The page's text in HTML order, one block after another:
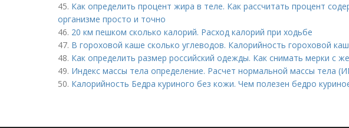
45. Как определить процент жира в теле. Как рассчитать процент
организме просто и точно
46. 20 км пешком сколько калорий. Расход калорий при ходьбе
47. В гороховой каше сколько углеводов. Калорийность гороховой
48. Как определить размер российский одежды. Как снимать мерки с
49. Индекс массы тела определение. Расчет нормальной массы тела
50. Калорийность Бедра куриного без кожи. Чем полезен бедро